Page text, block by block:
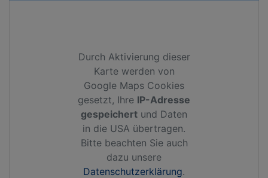
Durch Aktivierung dieser
Karte werden von
Google Maps Cookies
gesetzt, Ihre IP-Adresse
gespeichert und Daten
in die USA übertragen.
Bitte beachten Sie auch
dazu unsere
Datenschutzerklärung.